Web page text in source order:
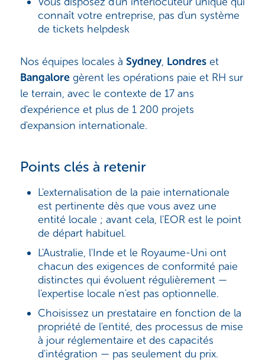
connaît votre entreprise, pas d'un système
de tickets helpdesk
Nos équipes locales à Sydney, Londreset
Bangaloregèrent les opérations paie et RH sur
le terrain, avec le contexte de 17 ans
d'expérience et plus de 1 200 projets
d'expansion internationale.
Points clés à retenir
L'externalisation de la paie internationale
est pertinente dès que vous avez une
entité locale ; avant cela, l'EOR est le point
de départ habituel.
L'Australie, l'Inde et le Royaume-Uni ont
chacun des exigences de conformité paie
distinctes qui évoluent régulièrement —
l'expertise locale n'est pas optionnelle.
Choisissez un prestataire en fonction de la
propriété de l'entité, des processus de mise
à jour réglementaire et des capacités
d'intégration — pas seulement du prix.